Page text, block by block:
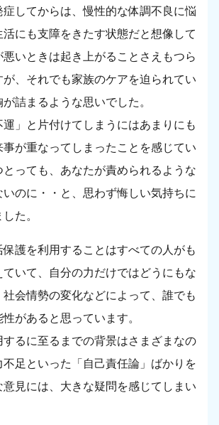
してからは、慢性的な体調不良に悩
活にも支障をきたす状態だと想像して
いときは起き上がることさえもつら
が、それでも家族のケアを迫られてい
詰まるような思いでした。
」と片付けてしまうにはあまりにも
が重なってしまったことを感じてい
とっても、あなたが責められるような
のに・・と、思わず悔しい気持ちに
た。
護を利用することはすべての人がも
いて、自分の力だけではどうにもな
社会情勢の変化などによって、誰でも
があると思っています。
るに至るまでの背景はさまざまなの
不足といった「自己責任論」ばかりを
見には、大きな疑問を感じてしまい